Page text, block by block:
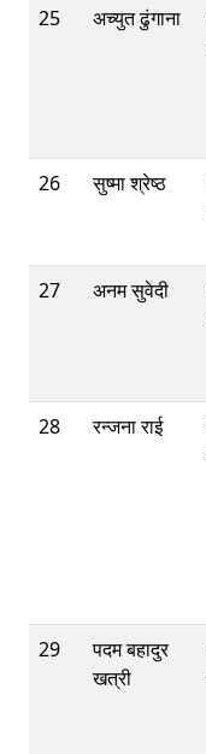
25 अच्युत ढुंगाना
26
सुष्मा श्रेष्ठ
27 अनम सुवेदी
28
रन्जना राई
29
पदम बहादुर
खत्री